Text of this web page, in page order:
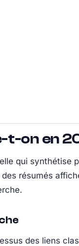
t-on en
qui synthétise
résumés
des liens